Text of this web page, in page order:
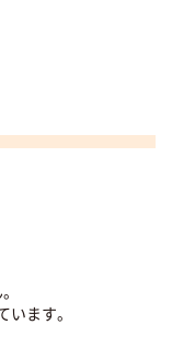
ます。